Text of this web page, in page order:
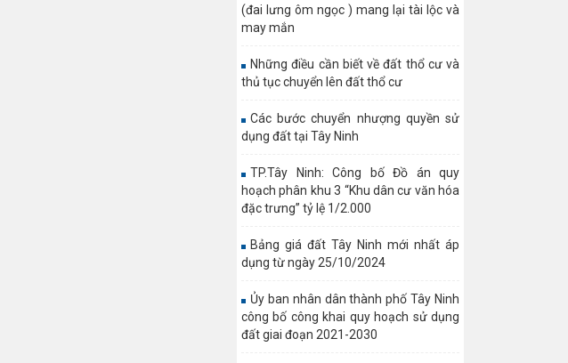
(đai lưng ôm ngọc ) mang lại tài lộc và
may mắn
Những điều cần biết về đất thổ cư và
thủ tục chuyển lên đất thổ cư
Các bước chuyển nhượng quyền sử
dụng đất tại Tây Ninh
TP.Tây Ninh: Công bố Đồ án quy
hoạch phân khu 3 “Khu dân cư văn hóa
đặc trưng” tỷ lệ 1/2.000
Bảng giá đất Tây Ninh mới nhất áp
dụng từ ngày 25/10/2024
Ủy ban nhân dân thành phố Tây Ninh
công bố công khai quy hoạch sử dụng
đất giai đoạn 2021-2030